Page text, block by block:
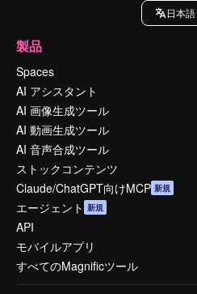
日本語
製品
Spaces
AI アシスタント
AI 画像生成ツール
AI 動画生成ツール
AI 音声合成ツール
ストックコンテンツ
Claude/ChatGPT向けMCP 新規
エージェント 新規
API
モバイルアプリ
すべてのMagnificツール